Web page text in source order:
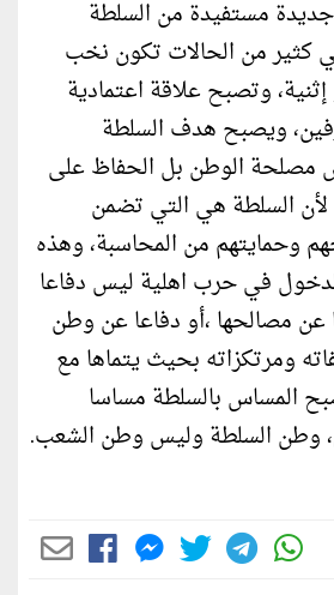
مستفيدة من السلطة
كثير من الحالات تكون نخب
إثنية، وتصبح علاقة اعتمادية
ويصبح هدف السلطة
مصلحة الوطن بل الحفاظ على
السلطة هي التي تضمن
وحمايتهم من المحاسبة، وهذه
في حرب اهلية ليس دفاعا
مصالحها ،أو دفاعا عن وطن
ومرتكزاته بحيث يتماها مع
المساس بالسلطة مساسا
وطن السلطة وليس وطن الشعب.